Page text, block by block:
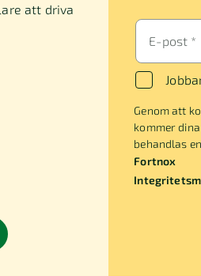
att driva
E-post *
Genom att
kommer
behandlas
Fortnox